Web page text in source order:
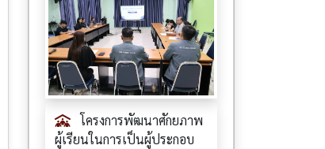
โครงการพัฒนาศักยภาพ
ผู้เรียนในการเป็นผู้ประกอบ